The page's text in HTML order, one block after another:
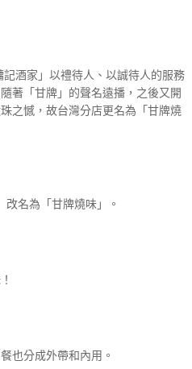
酒家」以禮待人、以誠待人的服務
著「甘牌」的聲名遠播，之後又開
之憾，故台灣分店更名為「甘牌燒
名為「甘牌燒味」。
也分成外帶和內用。